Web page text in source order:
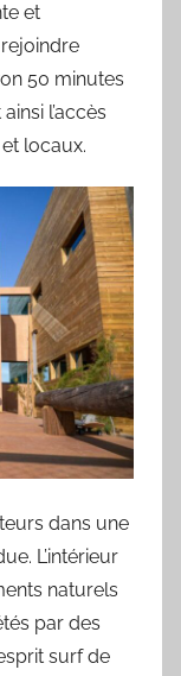
et
50 minutes
l’accès
locaux.
dans une
L’intérieur
naturels
par des
surf de